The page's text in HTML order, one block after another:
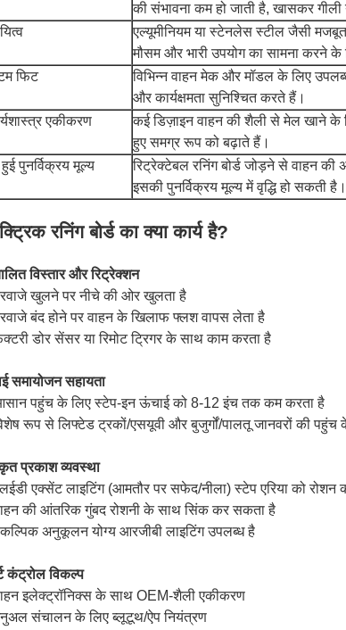
की संभावना कम हो जाती है, खासकर गीली
एल्यूमीनियम या स्टेनलेस स्टील जैसी मजबूत
मौसम और भारी उपयोग का सामना करने के
फिट
विभिन्न वाहन मेक और मॉडल के लिए
और कार्यक्षमता सुनिश्चित करते हैं।
एकीकरण
कई डिज़ाइन वाहन की शैली से मेल खाने के
हुए समग्र रूप को बढ़ाते हैं।
पुनर्विक्रय मूल्य
रिट्रेक्टेबल रनिंग बोर्ड जोड़ने से वाहन
इसकी पुनर्विक्रय मूल्य में वृद्धि हो सकती है।
रनिंग बोर्ड का क्या कार्य है?
विस्तार और रिट्रेक्शन
खुलने पर नीचे की ओर खुलता है
बंद होने पर वाहन के खिलाफ फ्लश वापस लेता है
डोर सेंसर या रिमोट ट्रिगर के साथ काम करता है
समायोजन सहायता
पहुंच के लिए स्टेप-इन ऊंचाई को 8-12 इंच तक कम करता है
रूप से लिफ्टेड ट्रकों/एसयूवी और बुजुर्गों/पालतू जानवरों की पहुंच
प्रकाश व्यवस्था
एक्सेंट लाइटिंग (आमतौर पर सफेद/नीला) स्टेप एरिया को रोशन
की आंतरिक गुंबद रोशनी के साथ सिंक कर सकता है
अनुकूलन योग्य आरजीबी लाइटिंग उपलब्ध है
कंट्रोल विकल्प
इलेक्ट्रॉनिक्स के साथ OEM-शैली एकीकरण
संचालन के लिए ब्लूटूथ/ऐप नियंत्रण